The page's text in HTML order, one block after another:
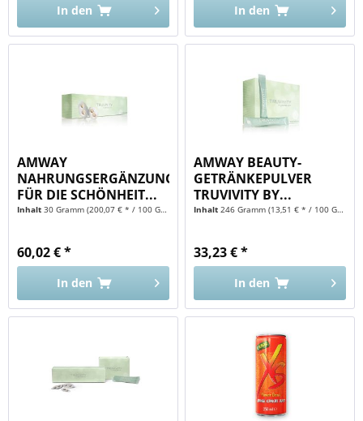
In den In den
AMWAY
NAHRUNGSERGÄNZUNG
FÜR DIE SCHÖNHEIT...
Inhalt30 Gramm(200,07 € * / 100 Gramm)
60,02 € *
In den
AMWAY BEAUTY-
GETRÄNKEPULVER
TRUVIVITY BY...
Inhalt246 Gramm(13,51 € * / 100 Gramm)
33,23 € *
In den